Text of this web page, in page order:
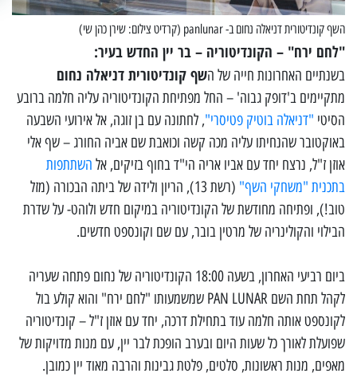
השף קונדיטורית דניאלה נחום ב- panlunar (קרדיט צילום: שירן כהן שי)
"לחם ירח" – הקונדיטוריה – בר יין החדש בעיר:
בשנתיים האחרונות חייה של השף קונדיטורית דניאלה נחום
מתקיימים ב'דופק גבוה' – החל מפתיחת הקונדיטוריה עליה חלמה ברובע
הסיטי "דניאלה בוטיק פטיסרי", לחתונה עם בן זוגה, אל אירועי השבעה
באוקטובר שהנחיתו עליה מכה קשה וכואבת שם אביה החורג – שף אלי
אוזן ז"ל, נרצח יחד עם אביו אריה הי"ד בחוף בזיקים, אל השתתפות
בתכנית "משחקי השף"
(רשת 13), הריון ולידה של ביתה הבכורה (מזל
טוב!), ופתיחה מחודשת של הקונדיטוריה במיקום חדש ולוהט- על שדרת
הבילוי והקולינריה של מרטין בובר, עם שם וקונספט חדשים.
ביום רביעי האחרון, בשעה 18:00 הקונדיטוריה של נחום פתחה שעריה
לקהל תחת השם PAN LUNAR שמשמעותו "לחם ירח" והוא קולע בול
לקונספט אותה חלמה עוד בתחילת דרכה, יחד עם אוזן ז"ל – קונדיטוריה
שפועלת לאורך כל שעות היום ובערב הופכת לבר יין, עם מנות מדויקות של
מאפים, מנות ראשונות, סלטים, פלטת גבינות והרבה מאוד יין כמובן.